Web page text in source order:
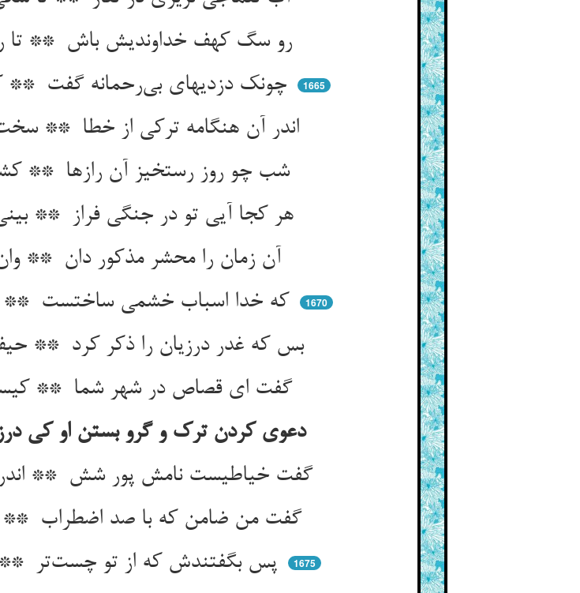
چونک دزدیهای بی‌رحمانه گفت ** کی کنند آن درزیان اندر نهفت
1665
اندر آن هنگامه ترکی از خطا ** سخت طیره شد ز کشف آن غطا
شب چو روز رستخیز آن رازها ** کشف می‌کرد از پی اهل نهی
1670
بس که غدر درزیان را ذکر کرد ** حیف آمد ترک را و خشم و درد
گفت ای قصاص در شهر شما ** کیست استاتر درین مکر و دغا
دعوی کردن ترک و گرو بستن او کی درزی از من چیزی نتواند بردن
گفت خیاطیست نامش پور شش ** اندرین چستی و دزدی خلق‌کش
گفت من ضامن که با صد اضطراب ** او نیارد برد پیشم رشته‌تاب
1675